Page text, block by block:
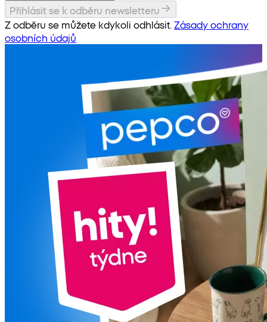
Přihlásit se k odběru newsletteru
Z odběru se můžete kdykoli odhlásit. Zásady ochrany
osobních údajů